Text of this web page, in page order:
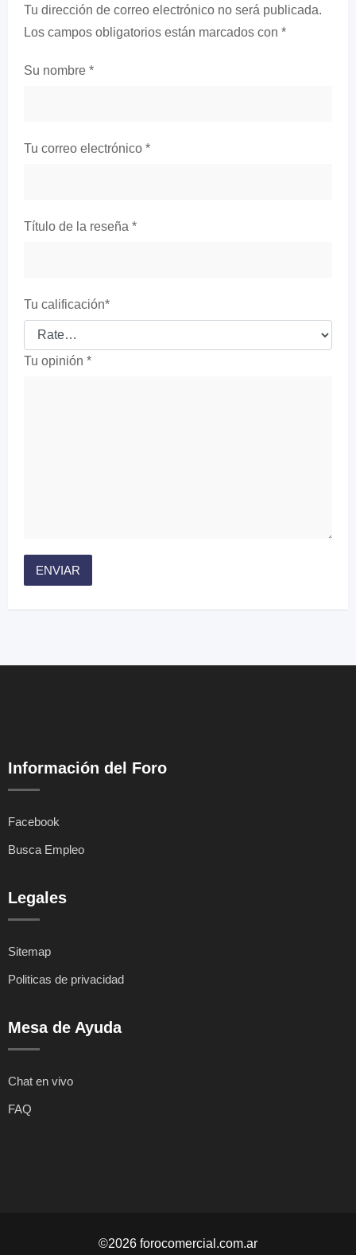
Tu dirección de correo electrónico no será publicada.
Los campos obligatorios están marcados con *
Su nombre *
Tu correo electrónico *
Título de la reseña *
Tu calificación*
Tu opinión *
Información del Foro
Facebook
Busca Empleo
Legales
Sitemap
Politicas de privacidad
Mesa de Ayuda
Chat en vivo
FAQ
©2026 forocomercial.com.ar